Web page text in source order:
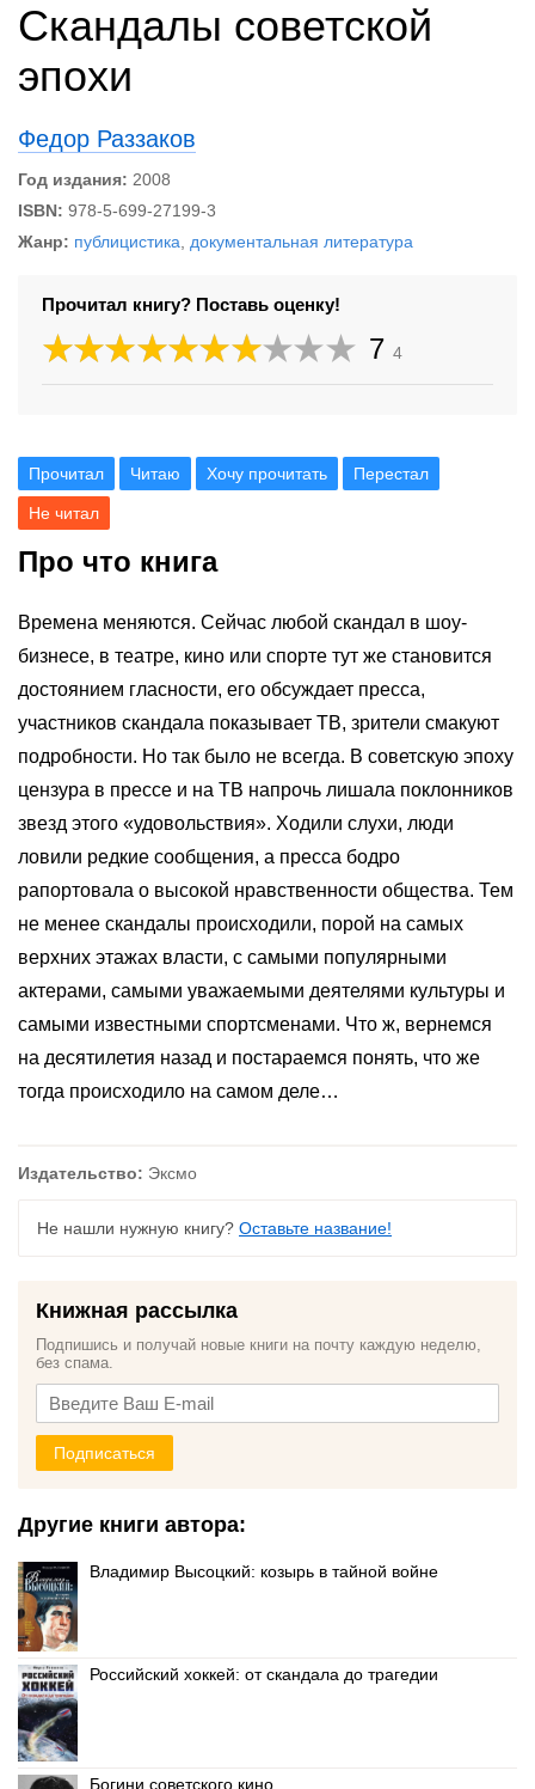
Скандалы советской
эпохи
Федор Раззаков
Год издания: 2008
ISBN: 978-5-699-27199-3
Жанр: публицистика документальная литература
Прочитал книгу? Поставь оценку!
7 4
Прочитал Читаю Хочу прочитать Перестал
Не читал
Про что книга
Времена меняются. Сейчас любой скандал в шоу-
бизнесе, в театре, кино или спорте тут же становится
достоянием гласности, его обсуждает пресса,
участников скандала показывает ТВ, зрители смакуют
подробности. Но так было не всегда. В советскую эпоху
цензура в прессе и на ТВ напрочь лишала поклонников
звезд этого «удовольствия». Ходили слухи, люди
ловили редкие сообщения, а пресса бодро
рапортовала о высокой нравственности общества. Тем
не менее скандалы происходили, порой на самых
верхних этажах власти, с самыми популярными
актерами, самыми уважаемыми деятелями культуры и
самыми известными спортсменами. Что ж, вернемся
на десятилетия назад и постараемся понять, что же
тогда происходило на самом деле…
Издательство: Эксмо
Не нашли нужную книгу? Оставьте название!
Книжная рассылка
Подпишись и получай новые книги на почту каждую неделю,
без спама.
Подписаться
Другие книги автора:
Владимир Высоцкий: козырь в тайной войне
Российский хоккей: от скандала до трагедии
Богини советского кино